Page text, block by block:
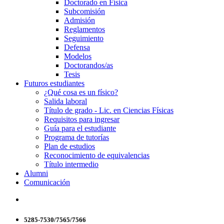
Doctorado en Física
Subcomisión
Admisión
Reglamentos
Seguimiento
Defensa
Modelos
Doctorandos/as
Tesis
Futuros estudiantes
¿Qué cosa es un físico?
Salida laboral
Título de grado - Lic. en Ciencias Físicas
Requisitos para ingresar
Guía para el estudiante
Programa de tutorías
Plan de estudios
Reconocimiento de equivalencias
Título intermedio
Alumni
Comunicación
5285-7530/7565/7566